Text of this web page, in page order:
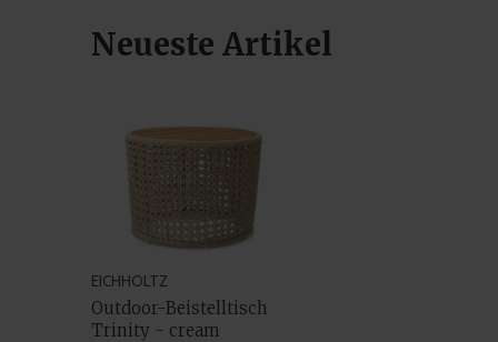
Neueste Artikel
EICHHOLTZ
Outdoor-Beistelltisch
Trinity - cream